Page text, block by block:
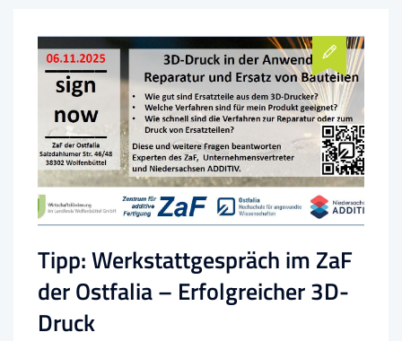
Tipp: Werkstattgespräch im ZaF
der Ostfalia – Erfolgreicher 3D-
Druck